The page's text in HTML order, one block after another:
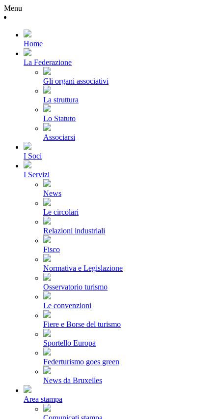
Menu
Home
La Federazione
Gli organi associativi
La struttura
Lo Statuto
Associarsi
I Soci
I Servizi
News
Le circolari
Relazioni industriali
Fisco
Normativa e Legislazione
Osservatorio turismo
Le convenzioni
Fiere e Borse del turismo
Sportello Europa
Federturismo goes green
News da Bruxelles
Area stampa